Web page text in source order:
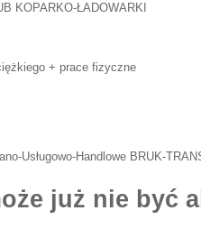
KOPARKO-ŁADOWARKI
+ prace fizyczne
Usługowo-Handlowe BRUK-
już nie być